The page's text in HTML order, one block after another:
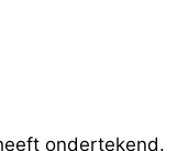
ondertekend.